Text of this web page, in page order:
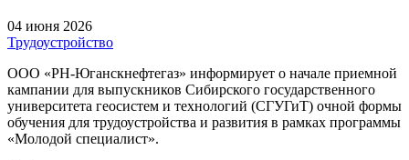
04 июня 2026
Трудоустройство
ООО «РН-Юганскнефтегаз» информирует о начале приемной
кампании для выпускников Сибирского государственного
университета геосистем и технологий (СГУГиТ) очной формы
обучения для трудоустройства и развития в рамках программы
«Молодой специалист».